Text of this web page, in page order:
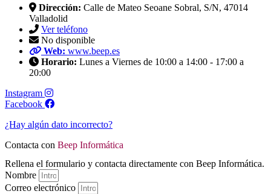
Dirección: Calle de Mateo Seoane Sobral, S/N, 47014
Valladolid
Ver teléfono
No disponible
Web: www.beep.es
Horario: Lunes a Viernes de 10:00 a 14:00 - 17:00 a
20:00
Instagram
Facebook
¿Hay algún dato incorrecto?
Contacta con Beep Informática
Rellena el formulario y contacta directamente con Beep Informática.
Nombre
Correo electrónico